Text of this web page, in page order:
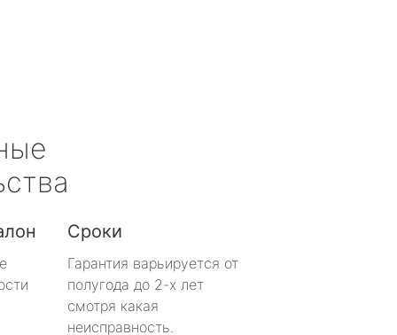
Сроки
Гарантия варьируется от
полугода до 2-х лет
смотря какая
неисправность.